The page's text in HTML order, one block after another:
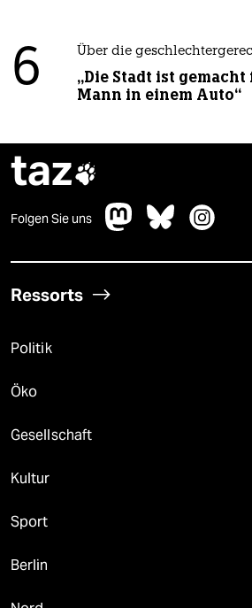
6 Über die
„Die Stadt ist
Mann in einem Auto“
taz
Folgen Sie uns
Ressorts
Politik
Öko
Gesellschaft
Kultur
Sport
Berlin